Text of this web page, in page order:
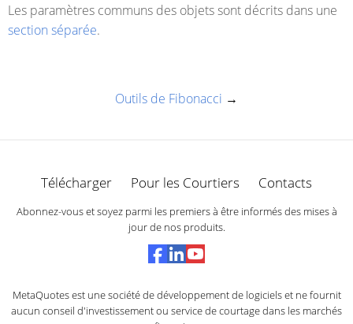
Les paramètres communs des objets sont décrits dans une
section séparée.
Outils de Fibonacci →
Télécharger Pour les Courtiers Contacts
Abonnez-vous et soyez parmi les premiers à être informés des mises à
jour de nos produits.
MetaQuotes est une société de développement de logiciels et ne fournit
aucun conseil d'investissement ou service de courtage dans les marchés